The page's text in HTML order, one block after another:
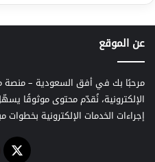
عن الموقع
مرحبًا بك في أفق السعودية –
الإلكترونية، نُقدّم محتوى موثوقًا
إجراءات الخدمات الإلكترونية
‫X